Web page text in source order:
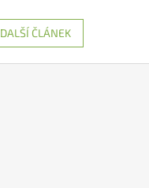
DALŠÍ ČLÁNEK